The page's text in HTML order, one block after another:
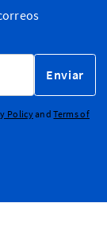
Enviar
PolicyandTerms of